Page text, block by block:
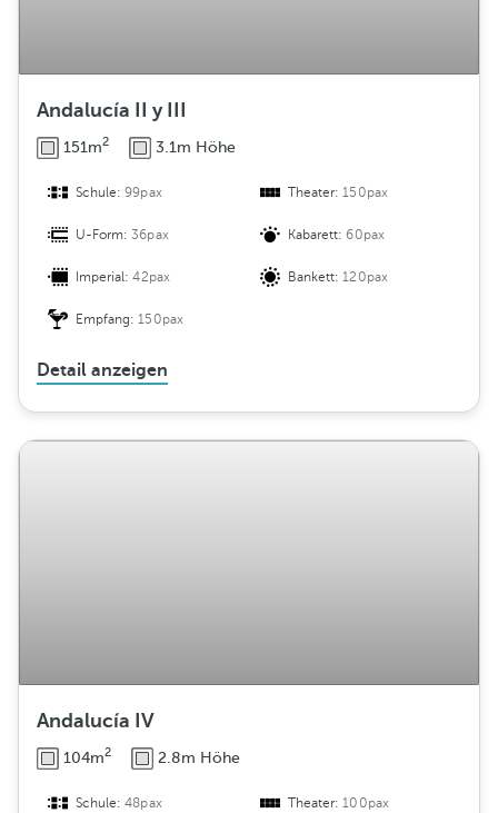
Andalucía II y III
151m2 3.1m Höhe
Schule:99pax Theater:150pax
U-Form:36pax Kabarett:60pax
Imperial:42pax Bankett:120pax
Empfang:150pax
Detail anzeigen
Andalucía IV
104m2 2.8m Höhe
Schule:48pax Theater:100pax